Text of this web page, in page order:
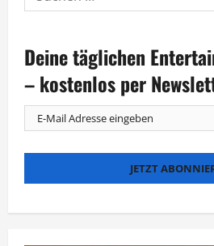
nach:
Deine täglichen
– kostenlos per